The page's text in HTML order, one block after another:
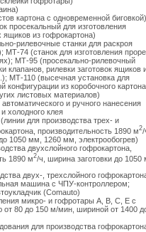
картона с одновременной
просекальный для изготовления
из гофрокартона)
рилевочные станки для раскроя
МТ-74 (станок для изготовления
МТ-95 (просекально-рилевочный
клапанов, рилевки заготовок ящиков
МТ-110 (высечная установка для
конфигурации из коробочного
листовых материалов)
и ручного нанесения
холодного клея
для производства трех- и
производительность 1890 м2/
1050 мм, 1260 мм, электрообогрев)
двухслойного гофрокартона,
1890 м2/ч, ширина заготовки до 1050
двух-, трехслойного
машина с ЧПУ-контроллером;
(Comauto)
микро- и гофротары А, В, С, Е с
от 80 до 150 м/мин, шириной от 1400
для производства